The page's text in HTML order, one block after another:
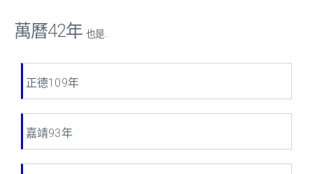
萬曆42年 也是...
正德109年
嘉靖93年